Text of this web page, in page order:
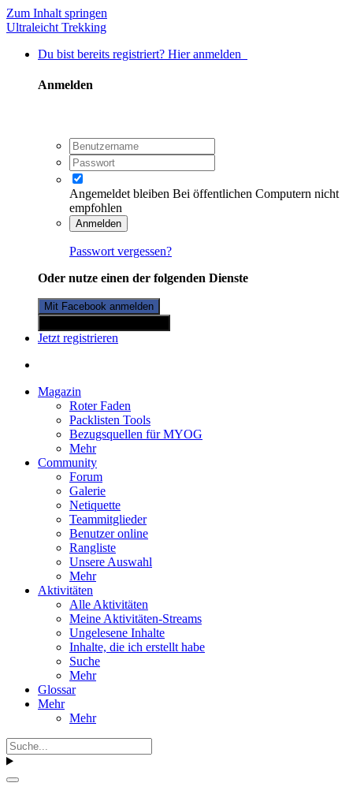
Zum Inhalt springen
Ultraleicht Trekking
Du bist bereits registriert? Hier anmelden
Anmelden
Angemeldet bleiben Bei öffentlichen Computern nicht
empfohlen
Anmelden
Passwort vergessen?
Oder nutze einen der folgenden Dienste
Mit Facebook anmelden
Jetzt registrieren
Magazin
Roter Faden
Packlisten Tools
Bezugsquellen für MYOG
Mehr
Community
Forum
Galerie
Netiquette
Teammitglieder
Benutzer online
Rangliste
Unsere Auswahl
Mehr
Aktivitäten
Alle Aktivitäten
Meine Aktivitäten-Streams
Ungelesene Inhalte
Inhalte, die ich erstellt habe
Suche
Mehr
Glossar
Mehr
Mehr